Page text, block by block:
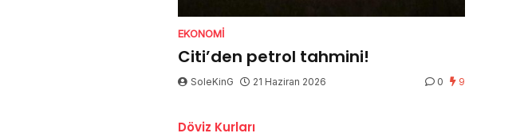
EKONOMI
Citi’den petrol tahmini!
SoleKinG 21 Haziran 2026 0 9
Döviz Kurları